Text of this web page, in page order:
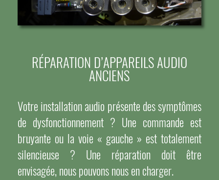
RÉPARATION D’APPAREILS AUDIO
ANCIENS
Votre installation audio présente des symptômes
de dysfonctionnement ? Une commande est
bruyante ou la voie « gauche » est totalement
silencieuse ? Une réparation doit être
envisagée, nous pouvons nous en charger.